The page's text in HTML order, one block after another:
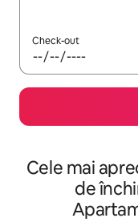
Check-out
Cele mai
de